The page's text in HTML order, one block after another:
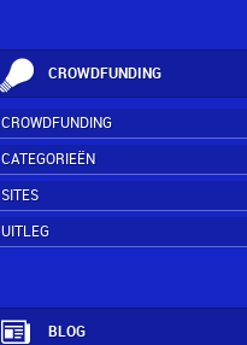
CROWDFUNDING
CROWDFUNDING
CATEGORIEËN
SITES
UITLEG
BLOG